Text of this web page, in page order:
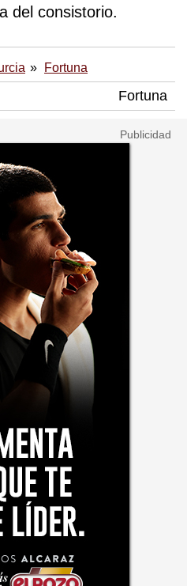
del consistorio.
Fortuna
Fortuna